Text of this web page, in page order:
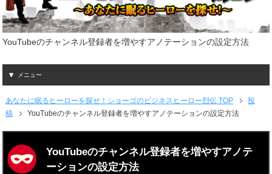
YouTubeのチャンネル登録者を増やすアノテーションの設定方法
メニュー
あなたに眠るヒーローを探せ！ショーゴのビジネスヒーロー烈伝 TOP
投
稿
YouTubeのチャンネル登録者を増やすアノテーションの設定方法
YouTubeのチャンネル登録者を増やすアノテ
ーションの設定方法